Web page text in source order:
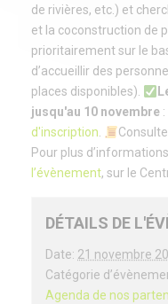
de rivières, etc.) et
et la coconstruction de
prioritairement sur le
d’accueillir des
places disponibles).
jusqu'au 10 novembre :
d'inscription
Pour plus
l’évènement, sur le
DÉTAILS DE
Date: 21 novembre
Catégorie
Agenda de nos